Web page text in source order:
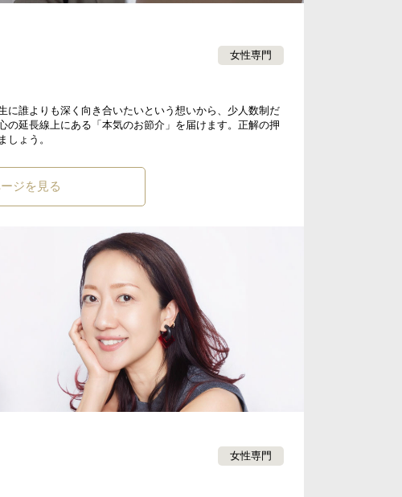
女性専門
誰よりも深く向き合いたいという想いから、少人数制だ
延長線上にある「本気のお節介」を届けます。正解の押
ょう。
ジを見る
女性専門